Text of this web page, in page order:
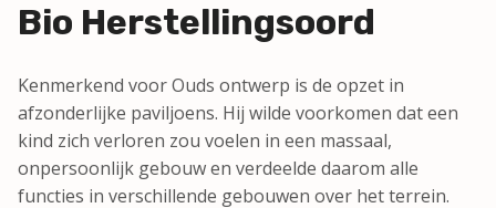
Bio Herstellingsoord
Kenmerkend voor Ouds ontwerp is de opzet in
afzonderlijke paviljoens. Hij wilde voorkomen dat een
kind zich verloren zou voelen in een massaal,
onpersoonlijk gebouw en verdeelde daarom alle
functies in verschillende gebouwen over het terrein.